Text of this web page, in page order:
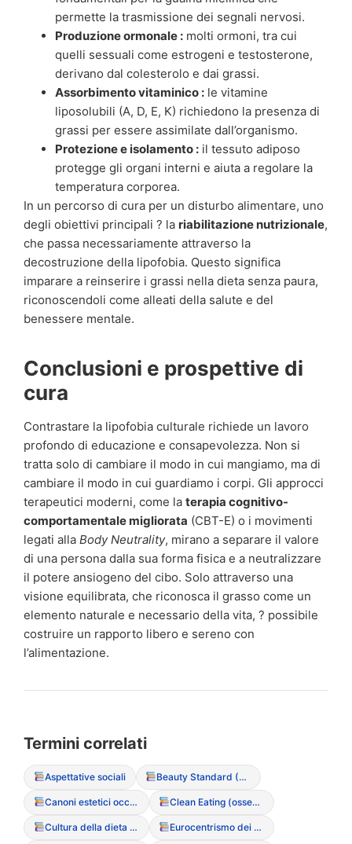
permette la trasmissione dei segnali nervosi.
Produzione ormonale : molti ormoni, tra cui
quelli sessuali come estrogeni e testosterone,
derivano dal colesterolo e dai grassi.
Assorbimento vitaminico : le vitamine
liposolubili (A, D, E, K) richiedono la presenza di
grassi per essere assimilate dall’organismo.
Protezione e isolamento : il tessuto adiposo
protegge gli organi interni e aiuta a regolare la
temperatura corporea.
In un percorso di cura per un disturbo alimentare, uno
degli obiettivi principali ? la riabilitazione nutrizionale,
che passa necessariamente attraverso la
decostruzione della lipofobia. Questo significa
imparare a reinserire i grassi nella dieta senza paura,
riconoscendoli come alleati della salute e del
benessere mentale.
Conclusioni e prospettive di
cura
Contrastare la lipofobia culturale richiede un lavoro
profondo di educazione e consapevolezza. Non si
tratta solo di cambiare il modo in cui mangiamo, ma di
cambiare il modo in cui guardiamo i corpi. Gli approcci
terapeutici moderni, come la terapia cognitivo-
comportamentale migliorata (CBT-E) o i movimenti
legati alla Body Neutrality, mirano a separare il valore
di una persona dalla sua forma fisica e a neutralizzare
il potere ansiogeno del cibo. Solo attraverso una
visione equilibrata, che riconosca il grasso come un
elemento naturale e necessario della vita, ? possibile
costruire un rapporto libero e sereno con
l’alimentazione.
Termini correlati
Aspettative sociali Beauty Standard (Standard di bellezza)
Canoni estetici occidentali Clean Eating (ossessione culturale per il cibo “puro”)
Cultura della dieta (Diet Culture) Eurocentrismo dei canoni estetici